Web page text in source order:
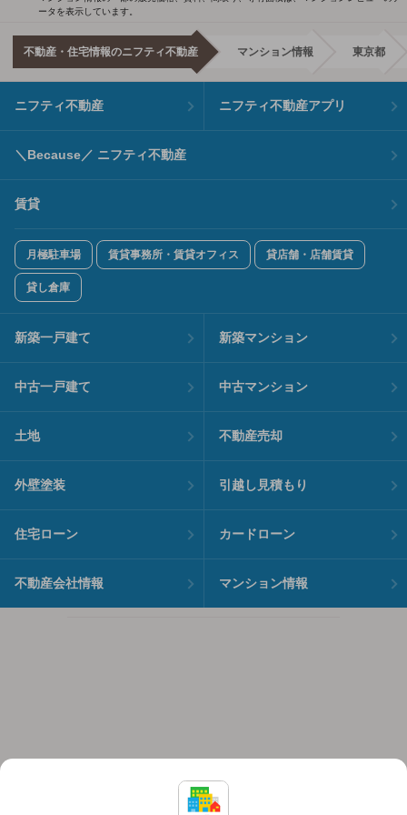
ータを表示しています。
不動産・住宅情報のニフティ不動産 マンション情報 東京都
ニフティ不動産 ニフティ不動産アプリ
＼Because／ ニフティ不動産
賃貸
月極駐車場 賃貸事務所・賃貸オフィス 貸店舗・店舗賃貸
貸し倉庫
新築一戸建て 新築マンション
中古一戸建て 中古マンション
土地 不動産売却
外壁塗装 引越し見積もり
住宅ローン カードローン
不動産会社情報 マンション情報